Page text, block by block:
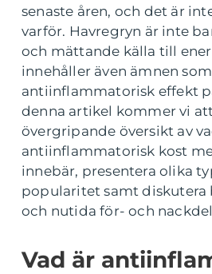
senaste åren, och det är
varför. Havregryn är inte
och mättande källa till
innehåller även ämnen
antiinflammatorisk effekt
denna artikel kommer vi
övergripande översikt av
antiinflammatorisk kost
innebär, presentera olika
popularitet samt diskutera
och nutida för- och
Vad är